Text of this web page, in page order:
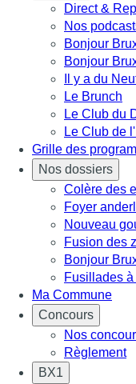
Direct &
Nos
Bonjour
Bonjour
Il y a du
Le Brunch
Le Club du
Le Club de
Grille des
Nos dossiers
Colère des
Foyer
Nouveau
Fusion des
Bonjour
Fusillades
Ma Commune
Concours
Nos
Règlement
BX1